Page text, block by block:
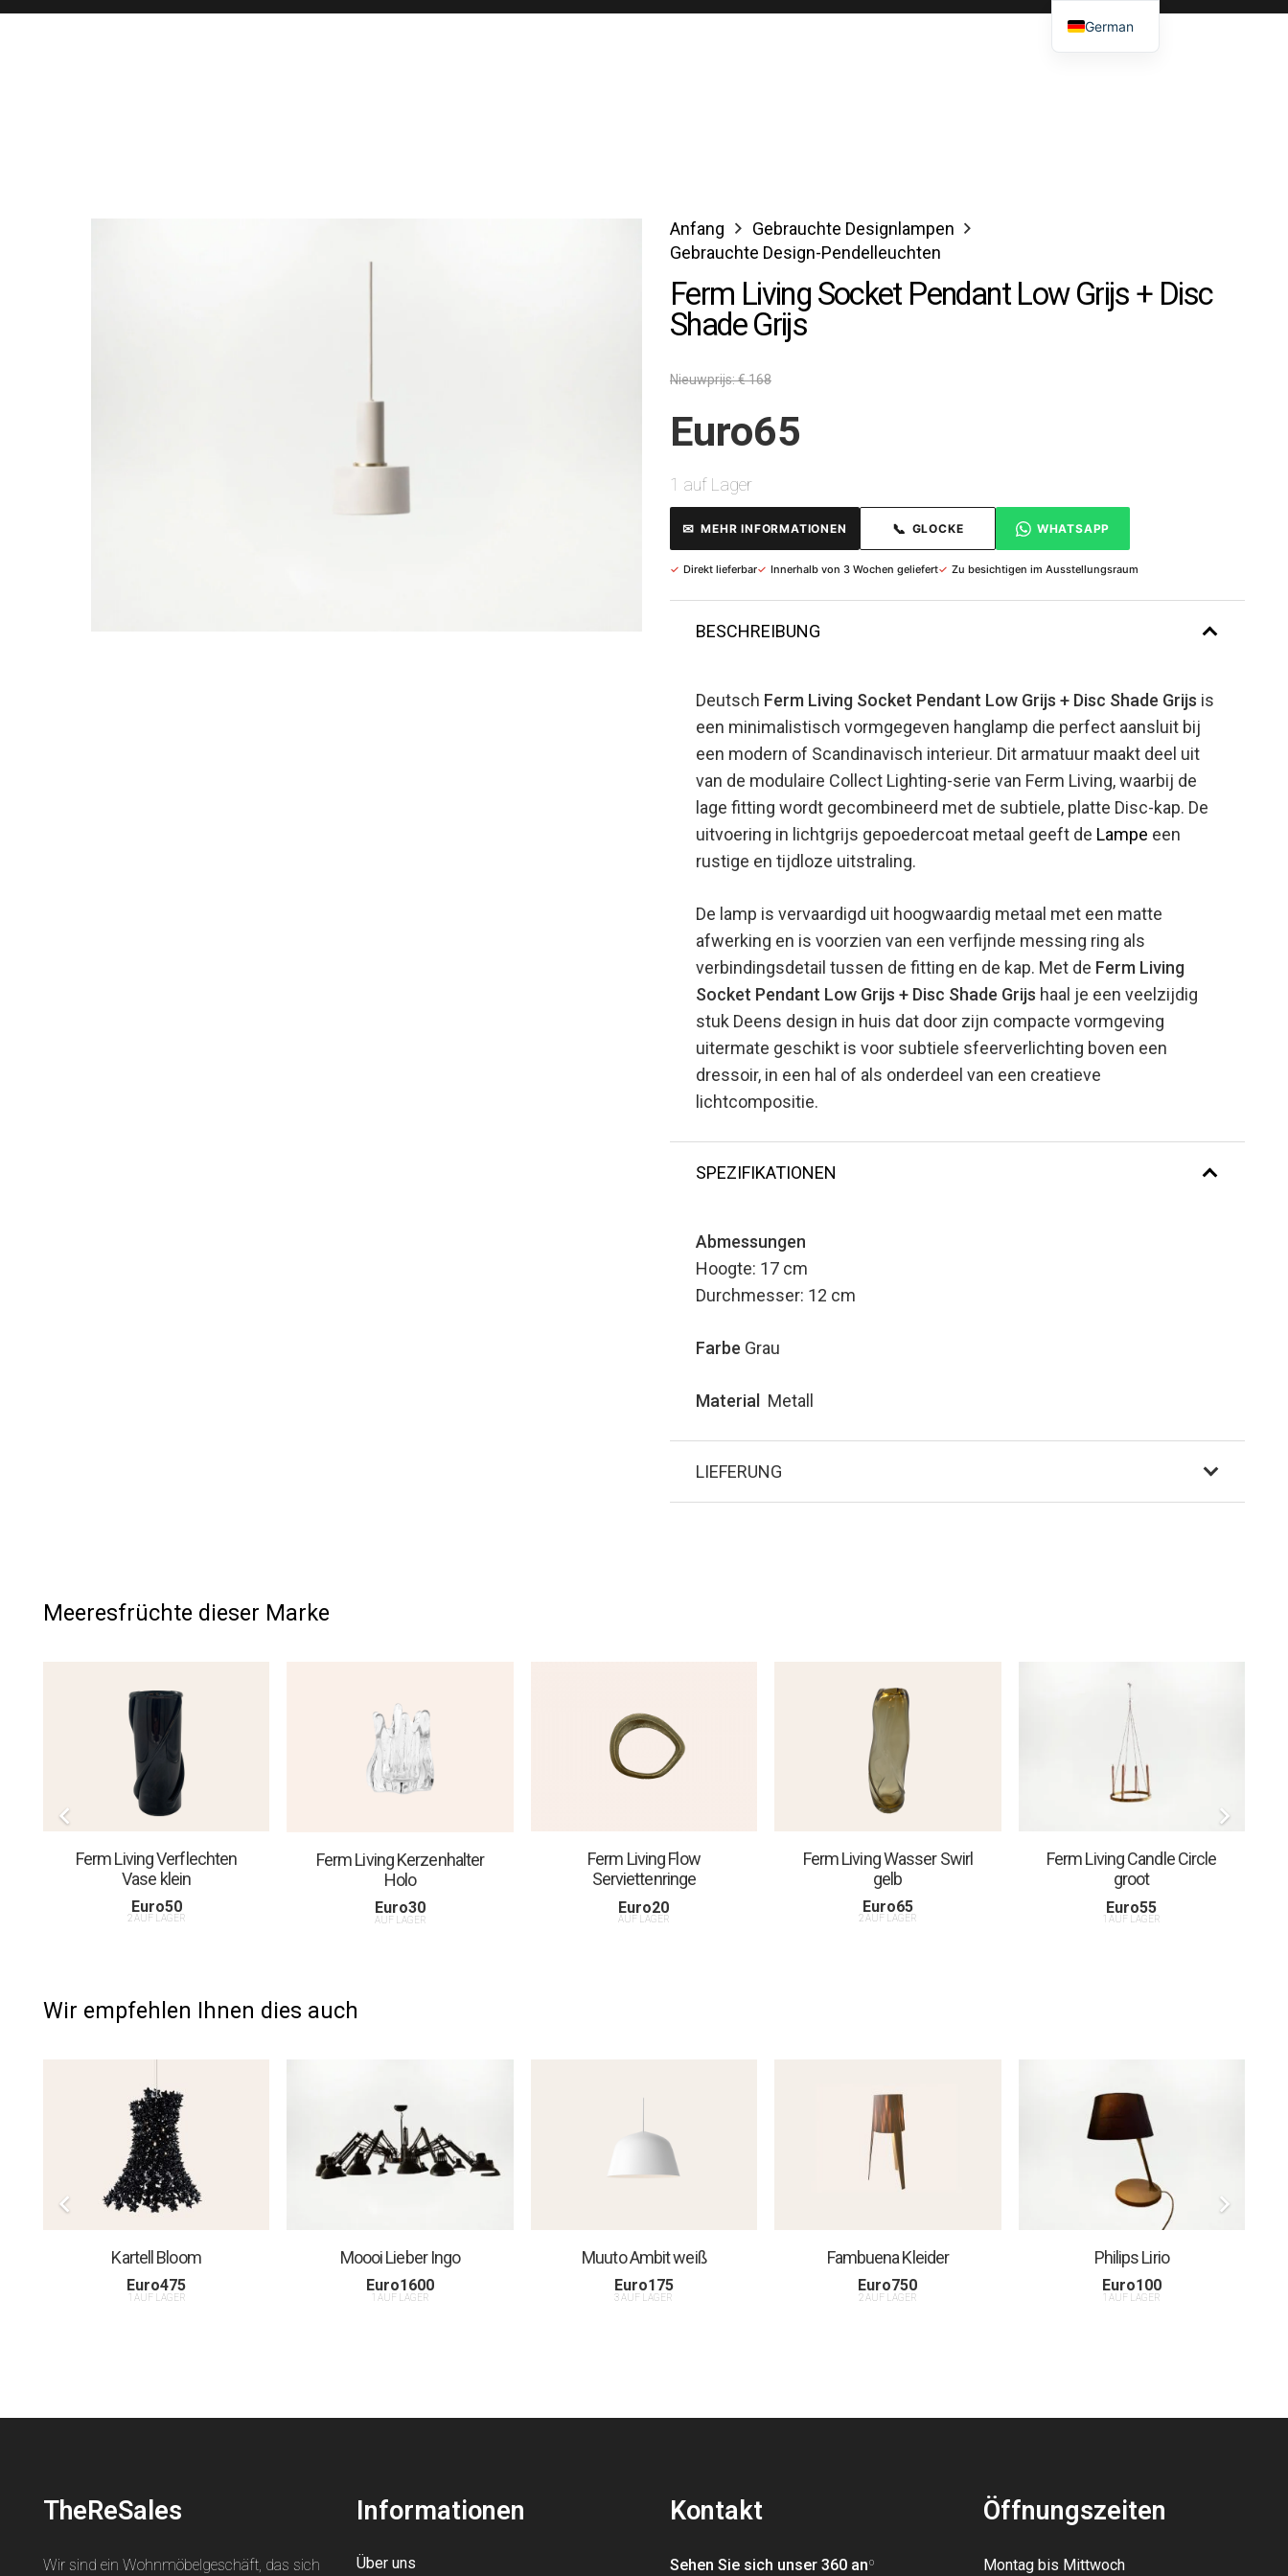
Anfang
Gebrauchte Designlampen
Gebrauchte Design-Pendelleuchten
Ferm Living Socket Pendant Low Grijs + Disc
Shade Grijs
Nieuwprijs: € 168
Euro65
1 auf Lager
✉ MEHR INFORMATIONEN 📞 GLOCKE WHATSAPP
✓ Direkt lieferbar✓ Innerhalb von 3 Wochen geliefert✓ Zu besichtigen im Ausstellungsraum
BESCHREIBUNG
Deutsch Ferm Living Socket Pendant Low Grijs + Disc Shade Grijs is
een minimalistisch vormgegeven hanglamp die perfect aansluit bij
een modern of Scandinavisch interieur. Dit armatuur maakt deel uit
van de modulaire Collect Lighting-serie van Ferm Living, waarbij de
lage fitting wordt gecombineerd met de subtiele, platte Disc-kap. De
uitvoering in lichtgrijs gepoedercoat metaal geeft de Lampe een
rustige en tijdloze uitstraling.
De lamp is vervaardigd uit hoogwaardig metaal met een matte
afwerking en is voorzien van een verfijnde messing ring als
verbindingsdetail tussen de fitting en de kap. Met de Ferm Living
Socket Pendant Low Grijs + Disc Shade Grijs haal je een veelzijdig
stuk Deens design in huis dat door zijn compacte vormgeving
uitermate geschikt is voor subtiele sfeerverlichting boven een
dressoir, in een hal of als onderdeel van een creatieve
lichtcompositie.
SPEZIFIKATIONEN
Abmessungen
Hoogte: 17 cm
Durchmesser: 12 cm
Farbe Grau
Material Metall
LIEFERUNG
Meeresfrüchte dieser Marke
Ferm Living Verflechten
Vase klein
Euro50
2 AUF LAGER
Ferm Living Kerzenhalter
Holo
Euro30
AUF LAGER
Ferm Living Flow
Serviettenringe
Euro20
AUF LAGER
Ferm Living Wasser Swirl
gelb
Euro65
2 AUF LAGER
Ferm Living Candle Circle
groot
Euro55
1 AUF LAGER
Wir empfehlen Ihnen dies auch
Kartell Bloom
Euro475
1 AUF LAGER
Moooi Lieber Ingo
Euro1600
1 AUF LAGER
Muuto Ambit weiß
Euro175
3 AUF LAGER
Fambuena Kleider
Euro750
2 AUF LAGER
Philips Lirio
Euro100
1 AUF LAGER
TheReSales
Wir sind ein Wohnmöbelgeschäft, das sich
Informationen
Über uns
Kontakt
Sehen Sie sich unser 360 anº
Öffnungszeiten
Montag bis Mittwoch
German